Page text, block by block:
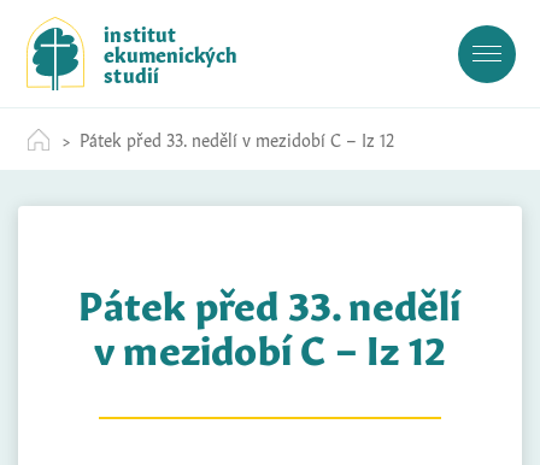
c
institut
ekumenických
studií
Pátek před 33. nedělí v mezidobí C – Iz 12
Pátek před 33. nedělí
v mezidobí C – Iz 12